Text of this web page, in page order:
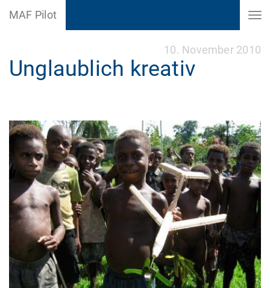
MAF Pilot
10. November 2010
Unglaublich kreativ